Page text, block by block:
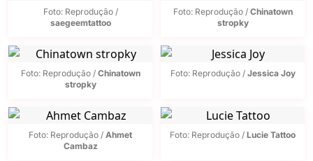
Foto: Reprodução /
saegeemtattoo
Foto: Reprodução / Chinatown
stropky
Foto: Reprodução / Chinatown
stropky
Foto: Reprodução / Jessica Joy
Foto: Reprodução / Ahmet
Cambaz
Foto: Reprodução / Lucie Tattoo